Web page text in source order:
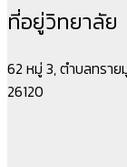
ที่อยู่วิทยาลัย
62 หมู่ 3, ตำบลทรา
26120